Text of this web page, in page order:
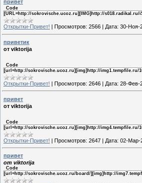
привет
Code
[URL=http://sokrovische.ucoz.ru][IMG]http://s018.radikal.ru/
Открытки-Привет! Просмотров: 2566 Дата: 30-Ноя-
приветик
от viktorija
Code
[url=http://sokrovische.ucoz.ru][img]http://img1.tempfile.ru/
Открытки-Привет! | Просмотров: 2646 | Дата: 28-Фев-
привет
от viktorija
Code
[url=http://sokrovische.ucoz.ru][img]http://img4.tempfile.ru/
Открытки-Привет! | Просмотров: 2647 | Дата: 02-Мар-
привет
от viktorija
Code
[url=http://sokrovische.ucoz.ru/board/][img]http://